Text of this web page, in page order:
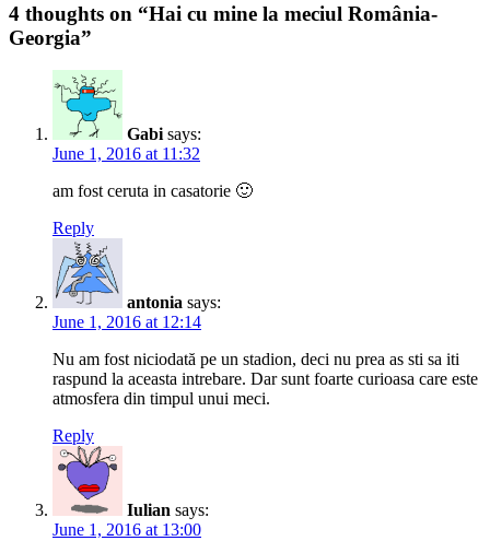
4 thoughts on “Hai cu mine la meciul România-
Georgia”
Gabi says:
June 1, 2016 at 11:32
am fost ceruta in casatorie 🙂
Reply
antonia says:
June 1, 2016 at 12:14
Nu am fost niciodată pe un stadion, deci nu prea as sti sa iti
raspund la aceasta intrebare. Dar sunt foarte curioasa care este
atmosfera din timpul unui meci.
Reply
Iulian says:
June 1, 2016 at 13:00